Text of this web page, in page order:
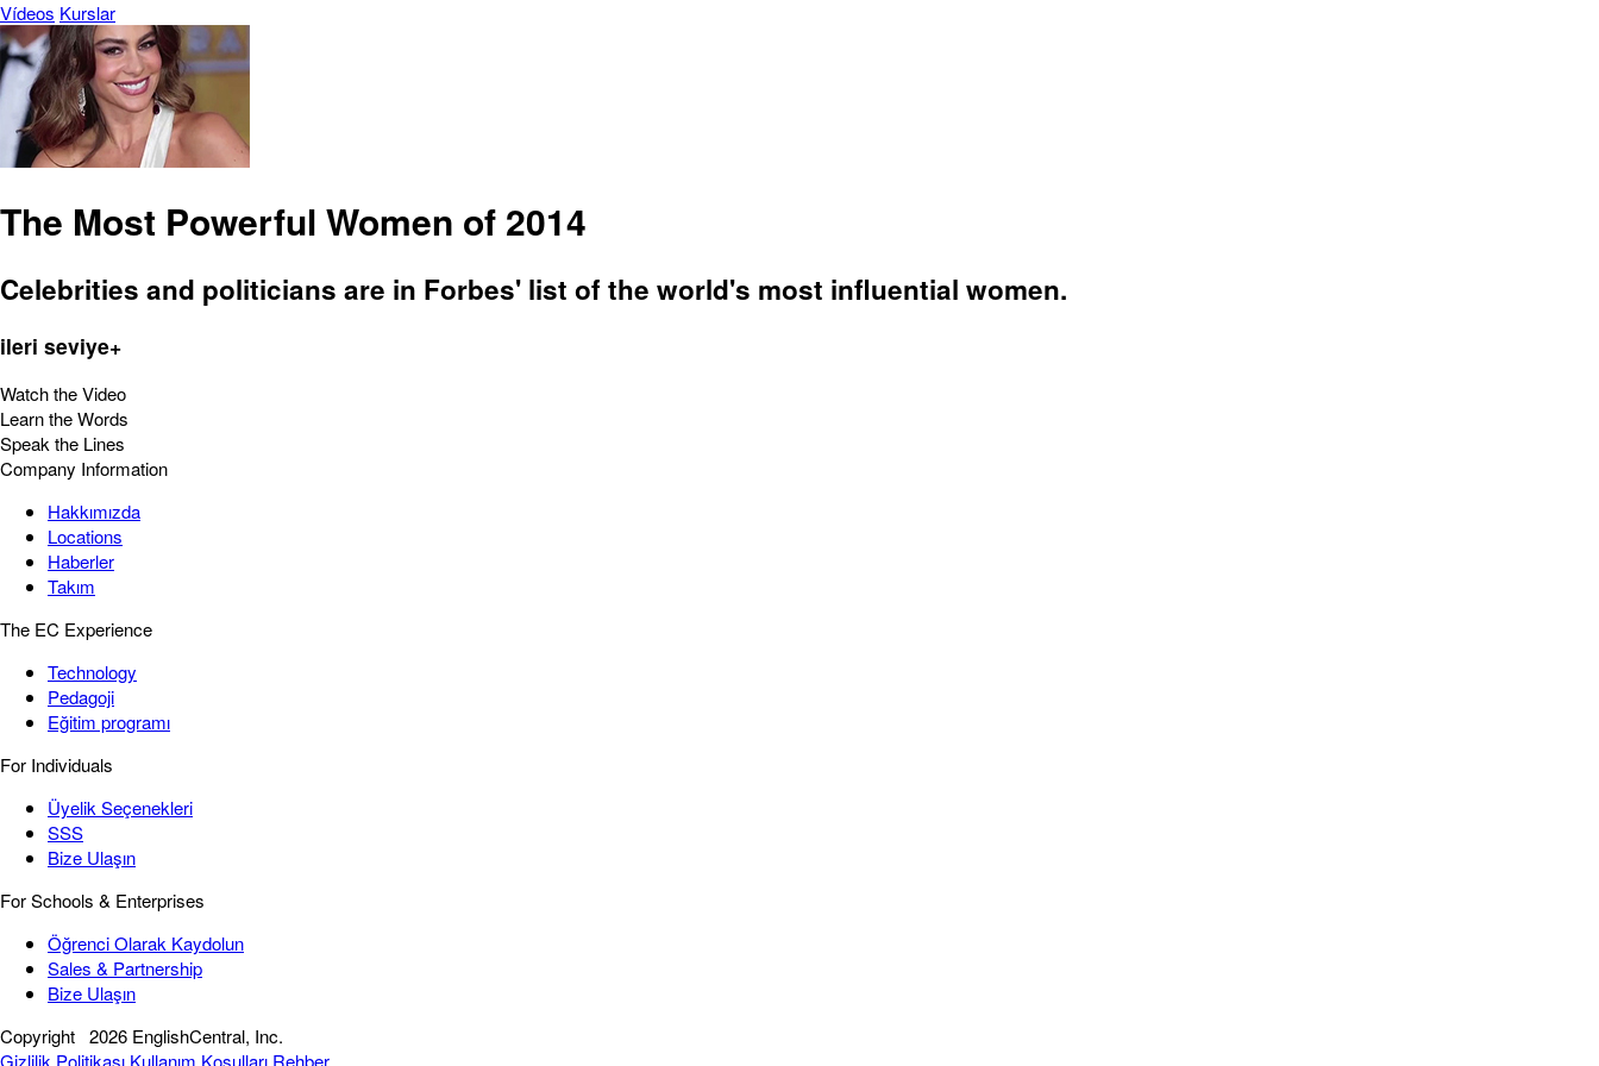
Vídeos Kurslar
The Most Powerful Women of 2014
Celebrities and politicians are in Forbes' list of the world's most influential women.
ileri seviye+
Watch the Video
Learn the Words
Speak the Lines
Company Information
Hakkımızda
Locations
Haberler
Takım
The EC Experience
Technology
Pedagoji
Eğitim programı
For Individuals
Üyelik Seçenekleri
SSS
Bize Ulaşın
For Schools & Enterprises
Öğrenci Olarak Kaydolun
Sales & Partnership
Bize Ulaşın
Copyright 2026 EnglishCentral, Inc.